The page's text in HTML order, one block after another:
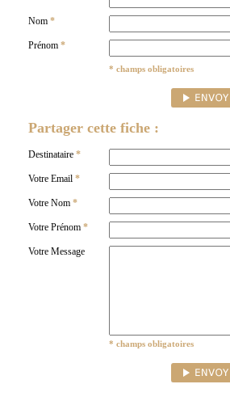
Nom *
Prénom *
* champs obligatoires
Partager cette fiche :
Destinataire *
Votre Email *
Votre Nom *
Votre Prénom *
Votre Message
* champs obligatoires